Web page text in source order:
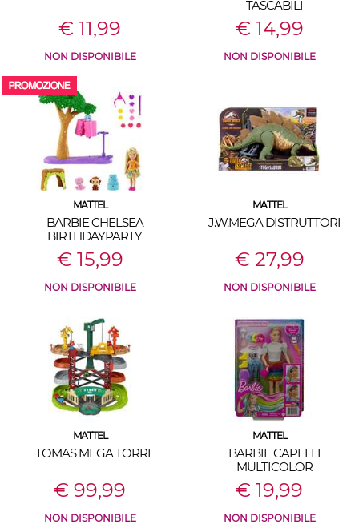
€ 11,99
NON DISPONIBILE
TASCABILI
€ 14,99
NON DISPONIBILE
MATTEL
BARBIE CHELSEA
BIRTHDAYPARTY
€ 15,99
NON DISPONIBILE
MATTEL
J.W.MEGA DISTRUTTORI
€ 27,99
NON DISPONIBILE
MATTEL
TOMAS MEGA TORRE
€ 99,99
NON DISPONIBILE
MATTEL
BARBIE CAPELLI
MULTICOLOR
€ 19,99
NON DISPONIBILE